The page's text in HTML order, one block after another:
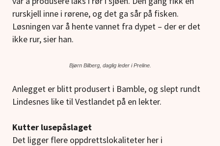
rurskjell inne i rørene, og det ga sår på fisken.
Løsningen var å hente vannet fra dypet – der er det
ikke rur, sier han.
Bjørn Bilberg, daglig leder i Preline.
Anlegget er blitt produsert i Bamble, og slept rundt
Lindesnes like til Vestlandet på en lekter.
Kutter lusepåslaget
Det ligger flere oppdrettslokaliteter her i